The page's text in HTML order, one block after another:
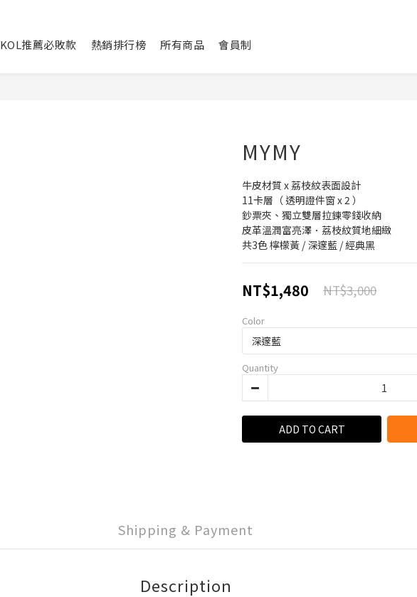
KOL推薦必敗款 熱銷排行榜 所有商品 會員制
MYMY
牛皮材質 x 荔枝紋表面設計
11卡層（ 透明證件窗 x 2 ）
鈔票夾、獨立雙層拉鍊零錢收納
皮革溫潤富亮澤．荔枝紋質地細緻
共3色 檸檬黃 / 深邃藍 / 經典黑
NT$1,480 NT$3,000
Color
Quantity
ADD TO CART
Shipping & Payment
Description